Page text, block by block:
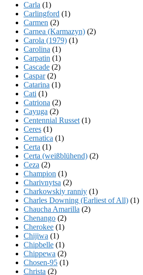
Carla (1)
Carlingford (1)
Carmen (2)
Carnea (Karmazyn) (2)
Carola (1979) (1)
Carolina (1)
Carpatin (1)
Cascade (2)
Caspar(2)
Catarina (1)
Cati (1)
Catriona (2)
Cayuga (2)
Centennial Russet (1)
Ceres (1)
Cernatica (1)
Certa (1)
Certa (weißblühend) (2)
Ceza (2)
Champion (1)
Charivnytsa (2)
Charkowskiy ranniy (1)
Charles Downing (Earliest of All) (1)
Chaucha Amarilla (2)
Chenango (2)
Cherokee (1)
Chijiwa (1)
Chipbelle (1)
Chippewa (2)
Chosen-95 (1)
Christa (2)